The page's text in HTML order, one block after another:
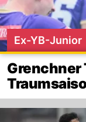
Ex-YB-Junior
Grenchner